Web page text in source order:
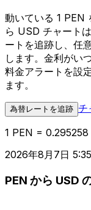
動いている 1 PEN
ら USD チャート
ートを追跡し、任
します。金利がい
料金アラートを設
ます。
為替レートを追跡 チ
1 PEN =
2026年8月7日
PEN から USD